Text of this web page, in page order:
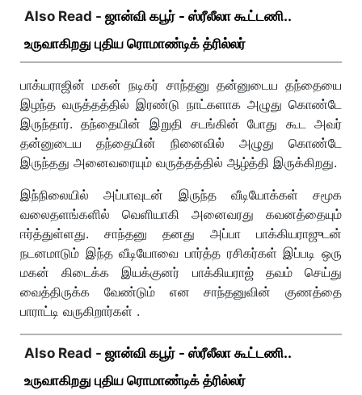
Also Read - ஜான்வி கபூர் - ஸ்ரீலீலா கூட்டணி..
உருவாகிறது புதிய ரொமாண்டிக் த்ரில்லர்
பாக்யராஜின் மகன் நடிகர் சாந்தனு தன்னுடைய தந்தையை
இழந்த வருத்தத்தில் இரண்டு நாட்களாக அழுது கொண்டே
இருந்தார். தந்தையின் இறுதி சடங்கின் போது கூட அவர்
தன்னுடைய தந்தையின் நினைவில் அழுது கொண்டே
இருந்தது அனைவரையும் வருத்தத்தில் ஆழ்த்தி இருக்கிறது.
இந்நிலையில் அப்பாவுடன் இருந்த வீடியோக்கள் சமூக
வலைதளங்களில் வெளியாகி அனைவரது கவனத்தையும்
ஈர்த்துள்ளது. சாந்தனு தனது அப்பா பாக்கியராஜுடன்
நடனமாடும் இந்த வீடியோவை பார்த்த ரசிகர்கள் இப்படி ஒரு
மகன் கிடைக்க இயக்குனர் பாக்கியராஜ் தவம் செய்து
வைத்திருக்க வேண்டும் என சாந்தனுவின் குணத்தை
பாராட்டி வருகிறார்கள் .
Also Read - ஜான்வி கபூர் - ஸ்ரீலீலா கூட்டணி..
உருவாகிறது புதிய ரொமாண்டிக் த்ரில்லர்